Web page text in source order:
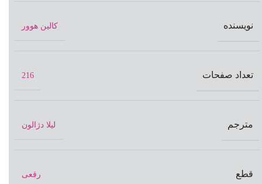
نویسنده کالین هوور
تعداد صفحات 216
مترجم لیلا دژالون
قطع رقعی